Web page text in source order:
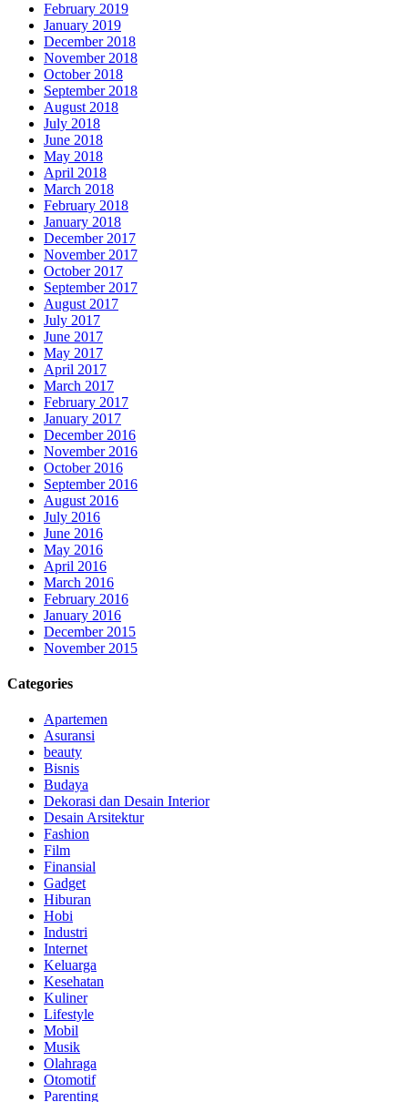
February 2019
January 2019
December 2018
November 2018
October 2018
September 2018
August 2018
July 2018
June 2018
May 2018
April 2018
March 2018
February 2018
January 2018
December 2017
November 2017
October 2017
September 2017
August 2017
July 2017
June 2017
May 2017
April 2017
March 2017
February 2017
January 2017
December 2016
November 2016
October 2016
September 2016
August 2016
July 2016
June 2016
May 2016
April 2016
March 2016
February 2016
January 2016
December 2015
November 2015
Categories
Apartemen
Asuransi
beauty
Bisnis
Budaya
Dekorasi dan Desain Interior
Desain Arsitektur
Fashion
Film
Finansial
Gadget
Hiburan
Hobi
Industri
Internet
Keluarga
Kesehatan
Kuliner
Lifestyle
Mobil
Musik
Olahraga
Otomotif
Parenting